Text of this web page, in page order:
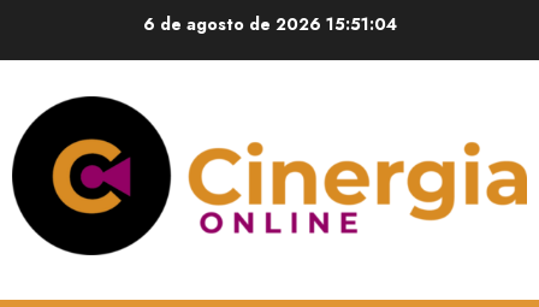
6 de agosto de 2026 15:51:05